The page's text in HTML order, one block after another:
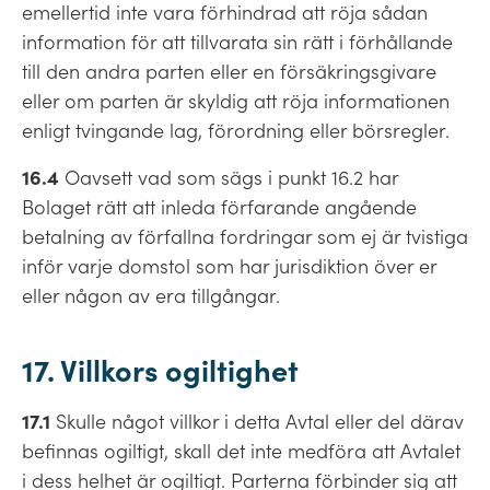
emellertid inte vara förhindrad att röja sådan
information för att tillvarata sin rätt i förhållande
till den andra parten eller en försäkringsgivare
eller om parten är skyldig att röja informationen
enligt tvingande lag, förordning eller börsregler.
16.4 Oavsett vad som sägs i punkt 16.2 har
Bolaget rätt att inleda förfarande angående
betalning av förfallna fordringar som ej är tvistiga
inför varje domstol som har jurisdiktion över er
eller någon av era tillgångar.
17. Villkors ogiltighet
17.1 Skulle något villkor i detta Avtal eller del därav
befinnas ogiltigt, skall det inte medföra att Avtalet
i dess helhet är ogiltigt. Parterna förbinder sig att